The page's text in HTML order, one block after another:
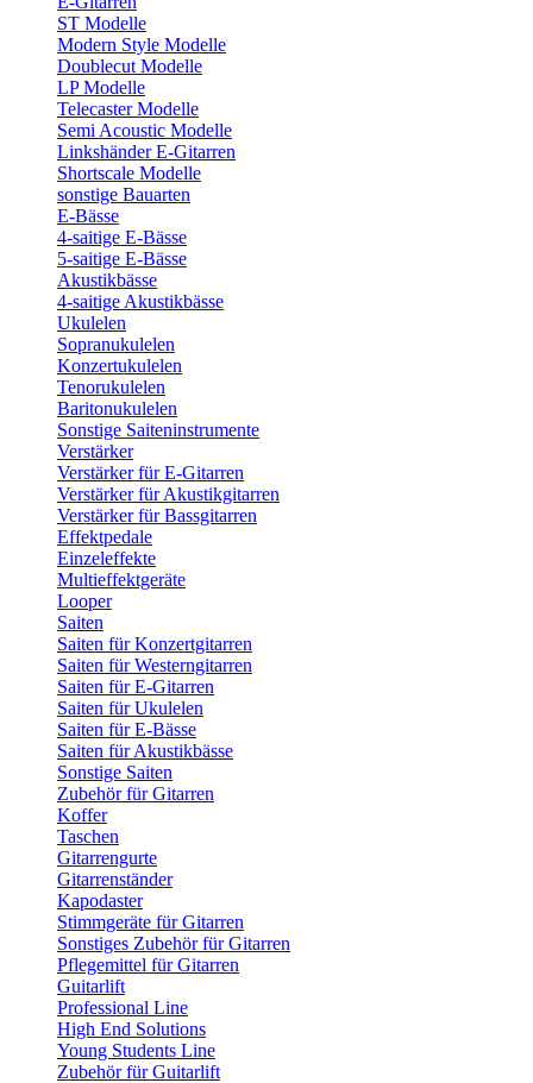
ST Modelle
Modern Style Modelle
Doublecut Modelle
LP Modelle
Telecaster Modelle
Semi Acoustic Modelle
Linkshänder E-Gitarren
Shortscale Modelle
sonstige Bauarten
E-Bässe
4-saitige E-Bässe
5-saitige E-Bässe
Akustikbässe
4-saitige Akustikbässe
Ukulelen
Sopranukulelen
Konzertukulelen
Tenorukulelen
Baritonukulelen
Sonstige Saiteninstrumente
Verstärker
Verstärker für E-Gitarren
Verstärker für Akustikgitarren
Verstärker für Bassgitarren
Effektpedale
Einzeleffekte
Multieffektgeräte
Looper
Saiten
Saiten für Konzertgitarren
Saiten für Westerngitarren
Saiten für E-Gitarren
Saiten für Ukulelen
Saiten für E-Bässe
Saiten für Akustikbässe
Sonstige Saiten
Zubehör für Gitarren
Koffer
Taschen
Gitarrengurte
Gitarrenständer
Kapodaster
Stimmgeräte für Gitarren
Sonstiges Zubehör für Gitarren
Pflegemittel für Gitarren
Guitarlift
Professional Line
High End Solutions
Young Students Line
Zubehör für Guitarlift